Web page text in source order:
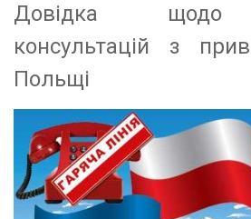
Довідка щодо
консультацій з
Польщі